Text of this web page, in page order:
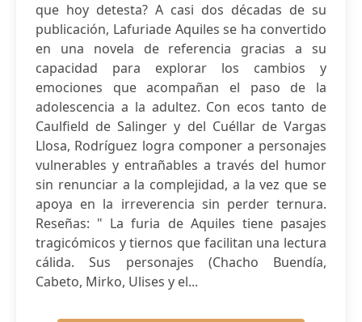
que hoy detesta? A casi dos décadas de su
publicación, Lafuriade Aquiles se ha convertido
en una novela de referencia gracias a su
capacidad para explorar los cambios y
emociones que acompañan el paso de la
adolescencia a la adultez. Con ecos tanto de
Caulfield de Salinger y del Cuéllar de Vargas
Llosa, Rodríguez logra componer a personajes
vulnerables y entrañables a través del humor
sin renunciar a la complejidad, a la vez que se
apoya en la irreverencia sin perder ternura.
Reseñas: " La furia de Aquiles tiene pasajes
tragicómicos y tiernos que facilitan una lectura
cálida. Sus personajes (Chacho Buendía,
Cabeto, Mirko, Ulises y el...